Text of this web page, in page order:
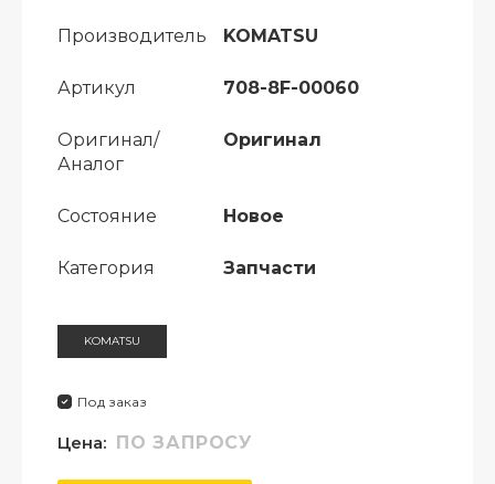
Производитель KOMATSU
Артикул 708-8F-00060
Оригинал/
Аналог
Оригинал
Состояние Новое
Категория Запчасти
KOMATSU
Под заказ
Цена: ПО ЗАПРОСУ